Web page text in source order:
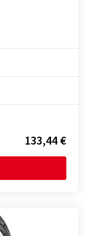
133,44 €